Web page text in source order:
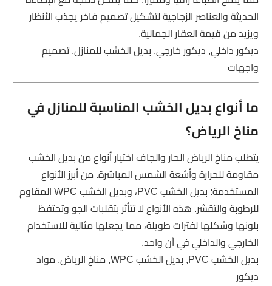
الحديثة والعناصر الزجاجية لتشكيل تصميم فاخر يجذب الأنظار
ويزيد من قيمة العقار الجمالية.
ديكور داخلي, ديكور خارجي, بديل الخشب للمنازل, تصميم
واجهات
ما أنواع بديل الخشب المناسبة للمنازل في
مناخ الرياض؟
يتطلب مناخ الرياض الحار والجاف اختيار أنواع من بديل الخشب
مقاومة للحرارة وأشعة الشمس المباشرة. من أبرز الأنواع
المستخدمة: بديل الخشب PVC، وبديل الخشب WPC المقاوم
للرطوبة والتقشر. هذه الأنواع لا تتأثر بتقلبات الجو وتحتفظ
بلونها وشكلها لفترات طويلة، مما يجعلها مثالية للاستخدام
الخارجي والداخلي في آن واحد.
بديل الخشب PVC, بديل الخشب WPC, مناخ الرياض, مواد
ديكور